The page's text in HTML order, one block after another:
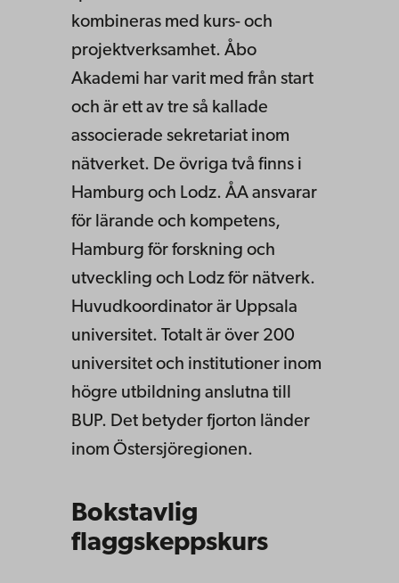
kombineras med kurs- och
projektverksamhet. Åbo
Akademi har varit med från start
och är ett av tre så kallade
associerade sekretariat inom
nätverket. De övriga två finns i
Hamburg och Lodz. ÅA ansvarar
för lärande och kompetens,
Hamburg för forskning och
utveckling och Lodz för nätverk.
Huvudkoordinator är Uppsala
universitet. Totalt är över 200
universitet och institutioner inom
högre utbildning anslutna till
BUP. Det betyder fjorton länder
inom Östersjöregionen.
Bokstavlig
flaggskeppskurs